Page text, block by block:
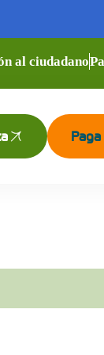
al ciudadano